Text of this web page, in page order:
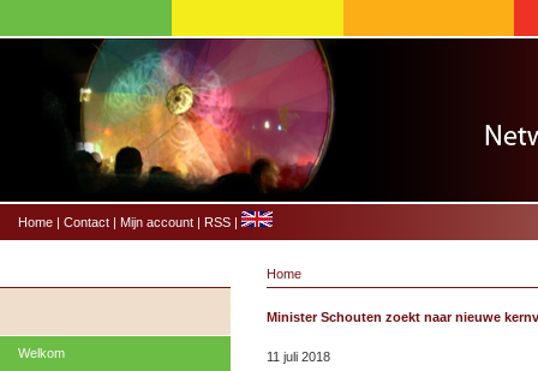
Home | Contact | Mijn account | RSS |
Welkom
Home
Minister Schouten zoekt naar nieuwe
11 juli 2018